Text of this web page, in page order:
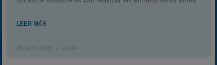
LEER MÁS
25 abril, 2005 21:34